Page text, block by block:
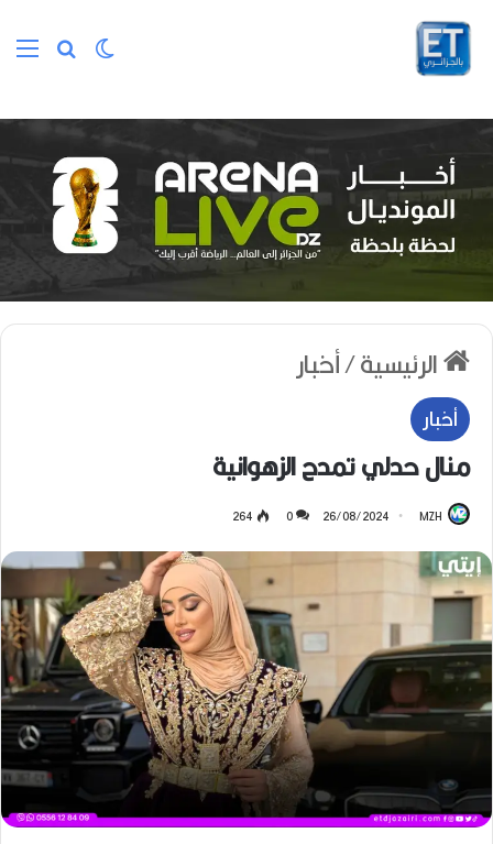
بحث عن
الوضع المظلم
الرئيسية/أخبار
أخبار
منال حدلي تمدح الزهوانية
MZH
26/08/2024
0
264